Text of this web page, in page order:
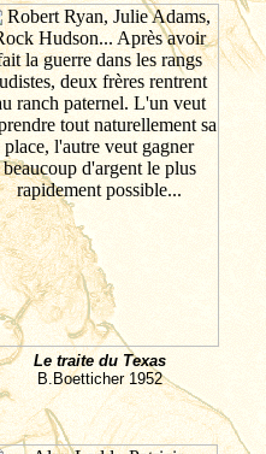
Le traite du Texas
B.Boetticher1952